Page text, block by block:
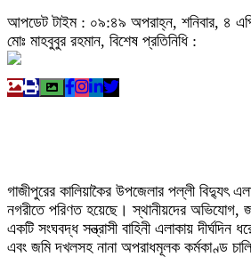
আপডেট টাইম : ০৯:৪৯ অপরাহ্ন, শনিবার, ৪
মোঃ মাহবুবুর রহমান, বিশেষ প্রতিনিধি :
গাজীপুরের কালিয়াকৈর উপজেলার পল্লী
নগরীতে পরিণত হয়েছে। স্থানীয়দের অভিযোগ,
একটি সংঘবদ্ধ সন্ত্রাসী বাহিনী এলাকায় দীর্ঘদিন
এবং জমি দখলসহ নানা অপরাধমূলক কর্মকাণ্ড